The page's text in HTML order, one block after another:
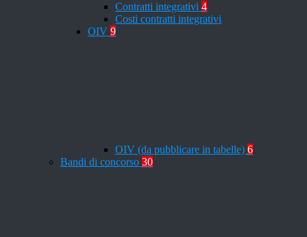
Contratti integrativi 4
Costi contratti integrativi
OIV 9
OIV (da pubblicare in tabelle) 6
Bandi di concorso 30